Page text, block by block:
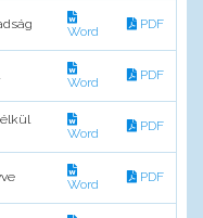
Word PDF
Word PDF
Word PDF
Word PDF